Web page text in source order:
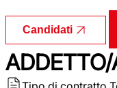
Candidati
ADDETTO/